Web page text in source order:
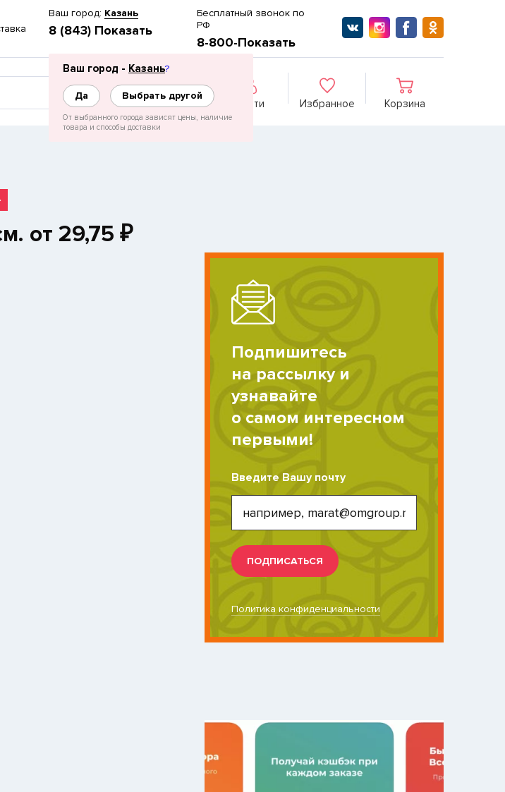
Ваш город: Казань
Ваш город - Казань?
Да Выбрать другой
От выбранного города зависят цены, наличие
товара и способы доставки
8 (843) Показать
Бесплатный звонок по
РФ
8-800-Показать
Войти Избранное Корзина
от 29,75 ₽
Подпишитесь
на рассылку и
узнавайте
о самом интересном
первыми!
Введите Вашу почту
ПОДПИСАТЬСЯ
Политика конфиденциальности